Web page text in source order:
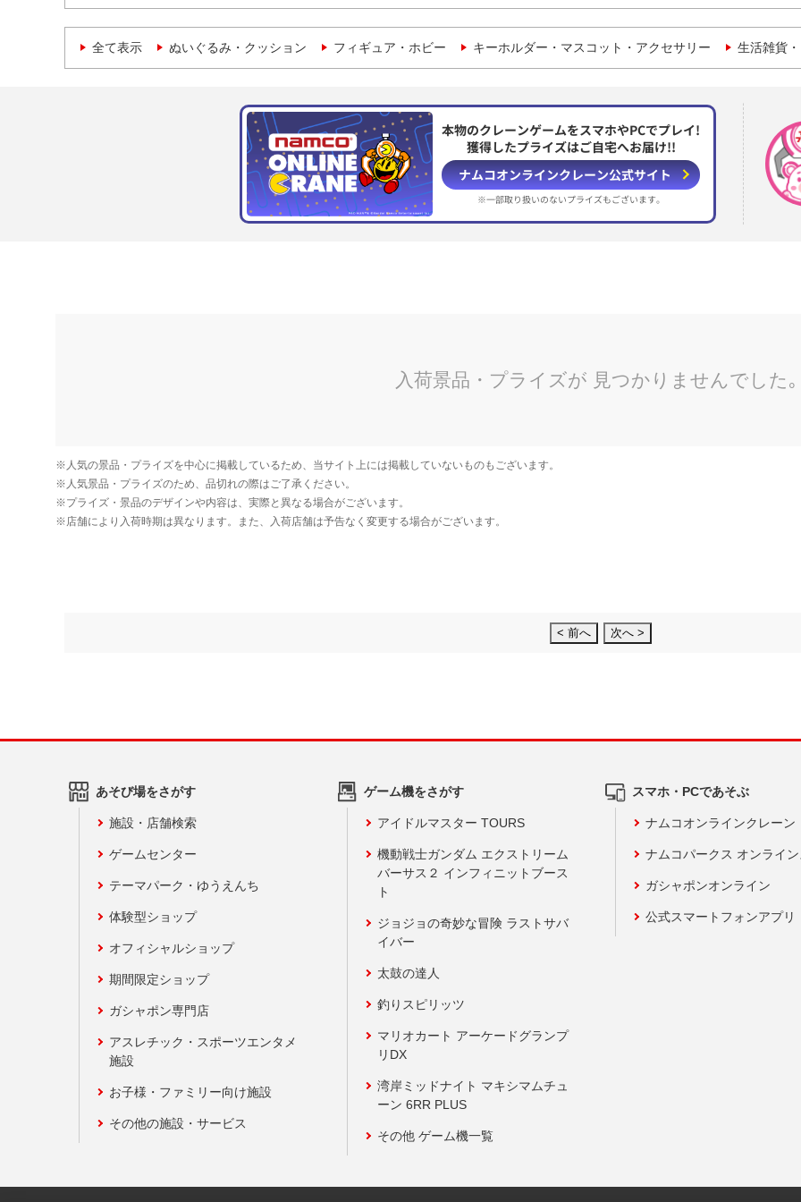
全て表示 ぬいぐるみ・クッション フィギュア・ホビー キーホルダー・マスコット・アクセサリー 生活雑貨
本物のクレーンゲームをスマホやPCでプレイ!
獲得したプライズはご自宅へお届け!!
ナムコオンラインクレーン公式サイト
※一部取り扱いのないプライズもございます。
< 前へ 次へ >
あそび場をさがす
施設・店舗検索
ゲームセンター
テーマパーク・ゆうえんち
体験型ショップ
オフィシャルショップ
期間限定ショップ
ガシャポン専門店
アスレチック・スポーツエンタメ
施設
お子様・ファミリー向け施設
その他の施設・サービス
ゲーム機をさがす
アイドルマスター TOURS
機動戦士ガンダム エクストリーム
バーサス２ インフィニットブース
ト
ジョジョの奇妙な冒険 ラストサバ
イバー
太鼓の達人
釣りスピリッツ
マリオカート アーケードグランプ
リDX
湾岸ミッドナイト マキシマムチュ
ーン 6RR PLUS
その他 ゲーム機一覧
スマホ・PCであそぶ
ナムコオンラインクレーン
ナムコパークス オンライ
ガシャポンオンライン
公式スマートフォンアプリ